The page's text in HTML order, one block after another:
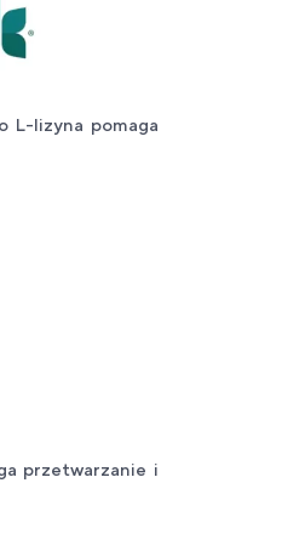
L-lizyna pomaga
przetwarzanie i